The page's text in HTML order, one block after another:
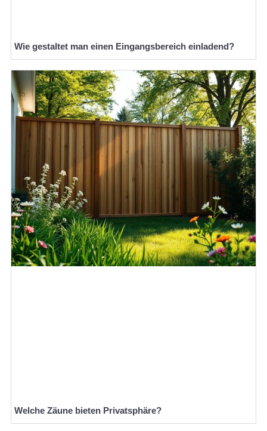
Wie gestaltet man einen Eingangsbereich einladend?
Welche Zäune bieten Privatsphäre?